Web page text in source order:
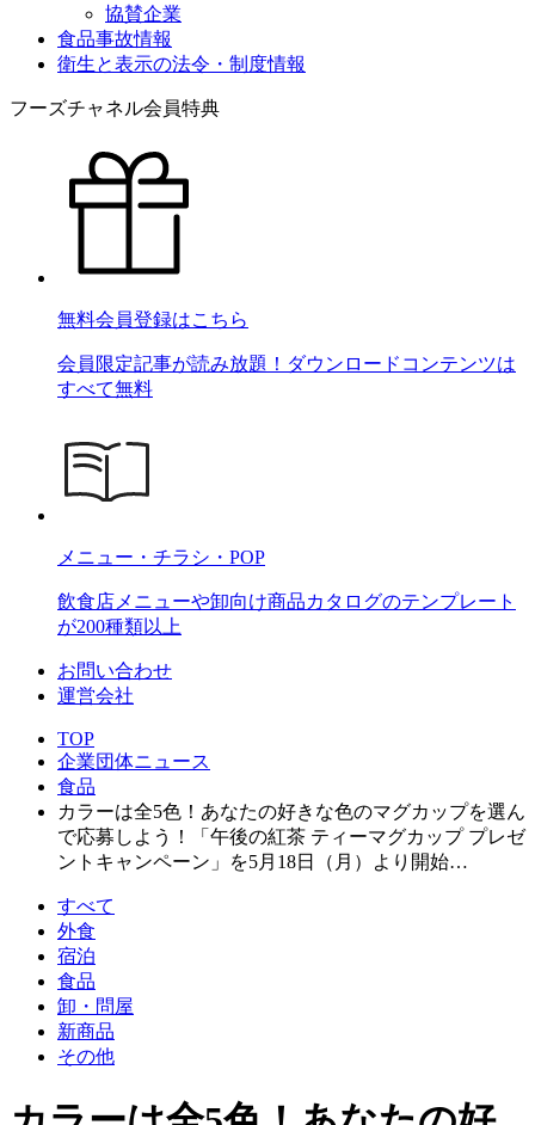
協賛企業
食品事故情報
衛生と表示の法令・制度情報
フーズチャネル会員特典
無料会員登録はこちら
会員限定記事が読み放題！ダウンロードコンテンツは
すべて無料
メニュー・チラシ・POP
飲食店メニューや卸向け商品カタログのテンプレート
が200種類以上
お問い合わせ
運営会社
TOP
企業団体ニュース
食品
カラーは全5色！あなたの好きな色のマグカップを選ん
で応募しよう！「午後の紅茶 ティーマグカップ プレゼ
ントキャンペーン」を5月18日（月）より開始…
すべて
外食
宿泊
食品
卸・問屋
新商品
その他